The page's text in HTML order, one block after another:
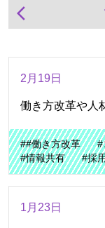
arrow_back_ios
2月19日
働き方改革や人
##働き方改革 #
#情報共有
#採
1月23日